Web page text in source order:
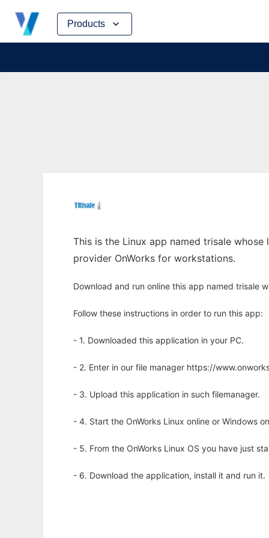
Products
Skip
content
This is the Linux app named trisale
provider OnWorks for workstations.
Download and run online this app named trisale
Follow these instructions in order to run this app:
- 1. Downloaded this application in your PC.
- 2. Enter in our file manager https://
- 3. Upload this application in such filemanager.
- 4. Start the OnWorks Linux online or Windows
- 5. From the OnWorks Linux OS you have just
- 6. Download the application, install it and run it.